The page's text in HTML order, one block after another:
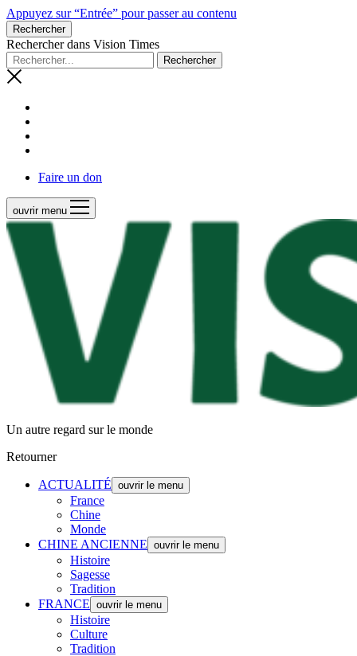
Appuyez sur “Entrée” pour passer au contenu
Rechercher
Rechercher dans Vision Times
Faire un don
ouvrir menu
Un autre regard sur le monde
Retourner
ACTUALITÉ ouvrir le menu
France
Chine
Monde
CHINE ANCIENNE ouvrir le menu
Histoire
Sagesse
Tradition
FRANCE ouvrir le menu
Histoire
Culture
Tradition